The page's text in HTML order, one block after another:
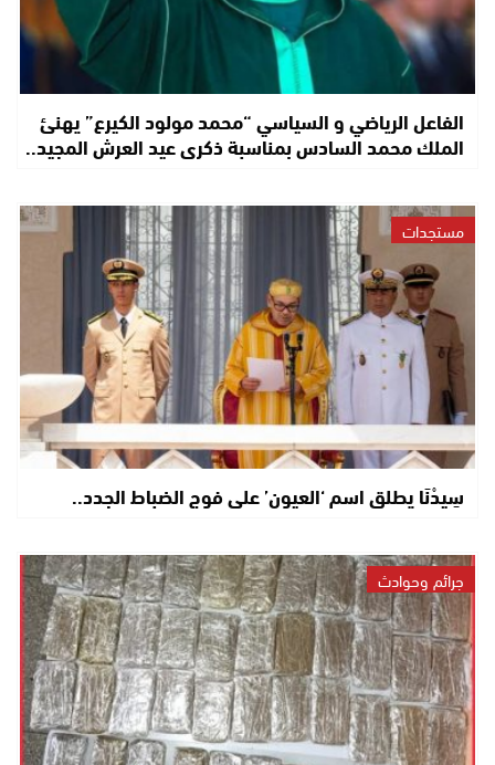
الفاعل الرياضي و السياسي “محمد مولود الكيرع” يهنئ
الملك محمد السادس بمناسبة ذكرى عيد العرش المجيد..
مستجدات
سِيدْنَا يطلق اسم ‘العيون’ على فوج الضباط الجدد..
جرائم وحوادث